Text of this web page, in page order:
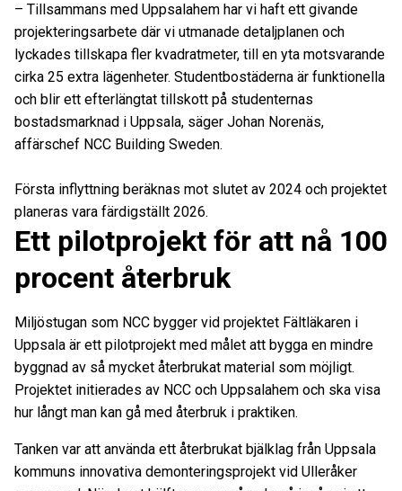
– Tillsammans med Uppsalahem har vi haft ett givande
projekteringsarbete där vi utmanade detaljplanen och
lyckades tillskapa fler kvadratmeter, till en yta motsvarande
cirka 25 extra lägenheter. Studentbostäderna är funktionella
och blir ett efterlängtat tillskott på studenternas
bostadsmarknad i Uppsala, säger Johan Norenäs,
affärschef NCC Building Sweden.
Första inflyttning beräknas mot slutet av 2024 och projektet
planeras vara färdigställt 2026.
Ett pilotprojekt för att nå 100
procent återbruk
Miljöstugan som NCC bygger vid projektet Fältläkaren i
Uppsala är ett pilotprojekt med målet att bygga en mindre
byggnad av så mycket återbrukat material som möjligt.
Projektet initierades av NCC och Uppsalahem och ska visa
hur långt man kan gå med återbruk i praktiken.
Tanken var att använda ett återbrukat bjälklag från Uppsala
kommuns innovativa demonteringsprojekt vid Ulleråker